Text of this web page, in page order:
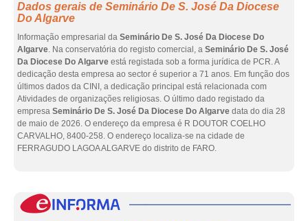
Dados gerais de Seminário De S. José Da Diocese
Do Algarve
Informação empresarial da Seminário De S. José Da Diocese Do
Algarve. Na conservatória do registo comercial, a Seminário De S. José
Da Diocese Do Algarve está registada sob a forma jurídica de PCR. A
dedicação desta empresa ao sector é superior a 71 anos. Em função dos
últimos dados da CINI, a dedicação principal está relacionada com
Atividades de organizações religiosas. O último dado registado da
empresa Seminário De S. José Da Diocese Do Algarve data do dia 28
de maio de 2026. O endereço da empresa é R DOUTOR COELHO
CARVALHO, 8400-258. O endereço localiza-se na cidade de
FERRAGUDO LAGOA ALGARVE do distrito de FARO.